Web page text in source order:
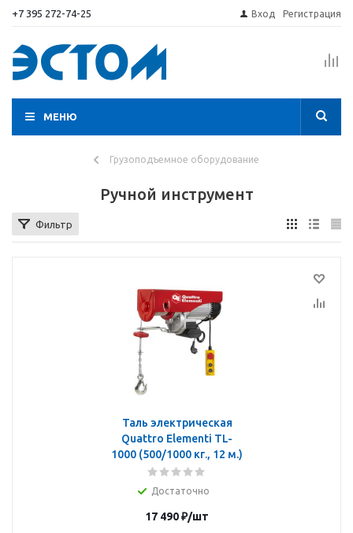
+7 395 272-74-25 Вход Регистрация
МЕНЮ
Грузоподъемное оборудование
Ручной инструмент
Фильтр
Таль электрическая
Quattro Elementi TL-
1000 (500/1000 кг., 12 м.)
Достаточно
17 490₽/шт